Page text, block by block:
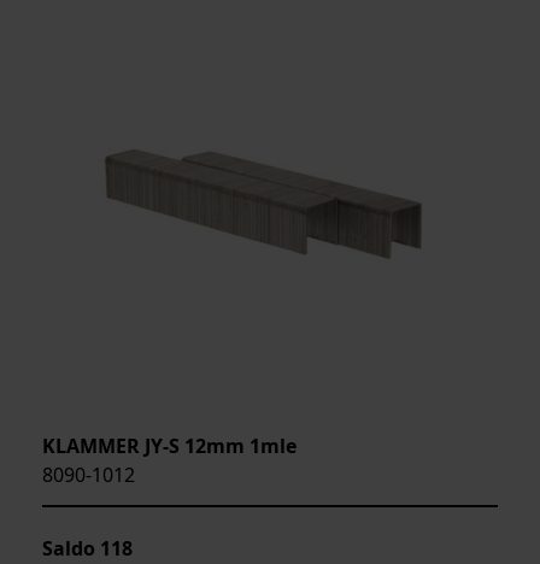
KLAMMER JY-S 12mm 1mle
8090-1012
Saldo 118